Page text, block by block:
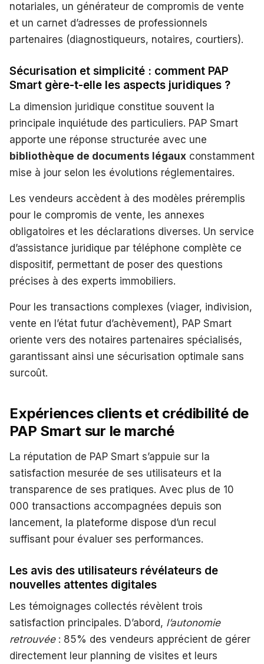
notariales, un générateur de compromis de vente
et un carnet d’adresses de professionnels
partenaires (diagnostiqueurs, notaires, courtiers).
Sécurisation et simplicité : comment PAP
Smart gère-t-elle les aspects juridiques ?
La dimension juridique constitue souvent la
principale inquiétude des particuliers. PAP Smart
apporte une réponse structurée avec une
bibliothèque de documents légaux constamment
mise à jour selon les évolutions réglementaires.
Les vendeurs accèdent à des modèles préremplis
pour le compromis de vente, les annexes
obligatoires et les déclarations diverses. Un service
d’assistance juridique par téléphone complète ce
dispositif, permettant de poser des questions
précises à des experts immobiliers.
Pour les transactions complexes (viager, indivision,
vente en l’état futur d’achèvement), PAP Smart
oriente vers des notaires partenaires spécialisés,
garantissant ainsi une sécurisation optimale sans
surcoût.
Expériences clients et crédibilité de
PAP Smart sur le marché
La réputation de PAP Smart s’appuie sur la
satisfaction mesurée de ses utilisateurs et la
transparence de ses pratiques. Avec plus de 10
000 transactions accompagnées depuis son
lancement, la plateforme dispose d’un recul
suffisant pour évaluer ses performances.
Les avis des utilisateurs révélateurs de
nouvelles attentes digitales
Les témoignages collectés révèlent trois
satisfaction principales. D’abord, l’autonomie
retrouvée: 85% des vendeurs apprécient de gérer
directement leur planning de visites et leurs